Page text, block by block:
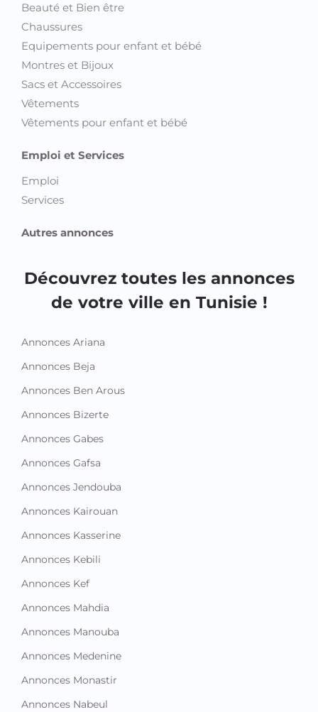
Beauté et Bien être
Chaussures
Equipements pour enfant et bébé
Montres et Bijoux
Sacs et Accessoires
Vêtements
Vêtements pour enfant et bébé
Emploi et Services
Emploi
Services
Autres annonces
Découvrez toutes les annonces
de votre ville en Tunisie !
Annonces Ariana
Annonces Beja
Annonces Ben Arous
Annonces Bizerte
Annonces Gabes
Annonces Gafsa
Annonces Jendouba
Annonces Kairouan
Annonces Kasserine
Annonces Kebili
Annonces Kef
Annonces Mahdia
Annonces Manouba
Annonces Medenine
Annonces Monastir
Annonces Nabeul